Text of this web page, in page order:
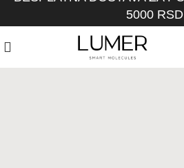
5000 RSD